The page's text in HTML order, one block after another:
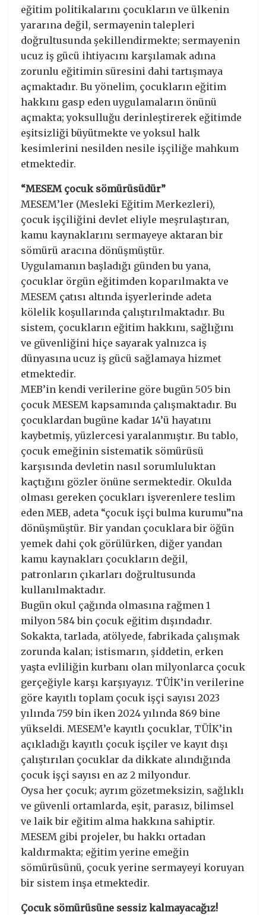
eğitim politikalarını çocukların ve ülkenin
yararına değil, sermayenin talepleri
doğrultusunda şekillendirmekte; sermayenin
ucuz iş gücü ihtiyacını karşılamak adına
zorunlu eğitimin süresini dahi tartışmaya
açmaktadır. Bu yönelim, çocukların eğitim
hakkını gasp eden uygulamaların önünü
açmakta; yoksulluğu derinleştirerek eğitimde
eşitsizliği büyütmekte ve yoksul halk
kesimlerini nesilden nesile işçiliğe mahkum
etmektedir.
“MESEM çocuk sömürüsüdür”
MESEM’ler (Mesleki Eğitim Merkezleri),
çocuk işçiliğini devlet eliyle meşrulaştıran,
kamu kaynaklarını sermayeye aktaran bir
sömürü aracına dönüşmüştür.
Uygulamanın başladığı günden bu yana,
çocuklar örgün eğitimden koparılmakta ve
MESEM çatısı altında işyerlerinde adeta
kölelik koşullarında çalıştırılmaktadır. Bu
sistem, çocukların eğitim hakkını, sağlığını
ve güvenliğini hiçe sayarak yalnızca iş
dünyasına ucuz iş gücü sağlamaya hizmet
etmektedir.
MEB’in kendi verilerine göre bugün 505 bin
çocuk MESEM kapsamında çalışmaktadır. Bu
çocuklardan bugüne kadar 14’ü hayatını
kaybetmiş, yüzlercesi yaralanmıştır. Bu tablo,
çocuk emeğinin sistematik sömürüsü
karşısında devletin nasıl sorumluluktan
kaçtığını gözler önüne sermektedir. Okulda
olması gereken çocukları işverenlere teslim
eden MEB, adeta “çocuk işçi bulma kurumu”na
dönüşmüştür. Bir yandan çocuklara bir öğün
yemek dahi çok görülürken, diğer yandan
kamu kaynakları çocukların değil,
patronların çıkarları doğrultusunda
kullanılmaktadır.
Bugün okul çağında olmasına rağmen 1
milyon 584 bin çocuk eğitim dışındadır.
Sokakta, tarlada, atölyede, fabrikada çalışmak
zorunda kalan; istismarın, şiddetin, erken
yaşta evliliğin kurbanı olan milyonlarca çocuk
gerçeğiyle karşı karşıyayız. TÜİK’in verilerine
göre kayıtlı toplam çocuk işçi sayısı 2023
yılında 759 bin iken 2024 yılında 869 bine
yükseldi. MESEM’e kayıtlı çocuklar, TÜİK’in
açıkladığı kayıtlı çocuk işçiler ve kayıt dışı
çalıştırılan çocuklar da dikkate alındığında
çocuk işçi sayısı en az 2 milyondur.
Oysa her çocuk; ayrım gözetmeksizin, sağlıklı
ve güvenli ortamlarda, eşit, parasız, bilimsel
ve laik bir eğitim alma hakkına sahiptir.
MESEM gibi projeler, bu hakkı ortadan
kaldırmakta; eğitim yerine emeğin
sömürüsünü, çocuk yerine sermayeyi koruyan
bir sistem inşa etmektedir.
Çocuk sömürüsüne sessiz kalmayacağız!